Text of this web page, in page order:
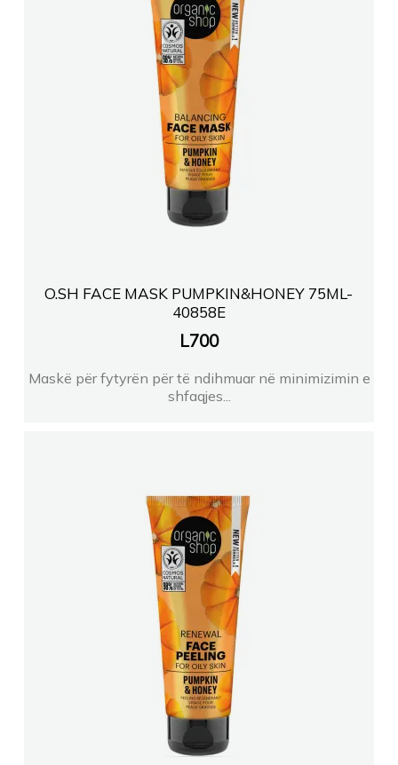
O.SH FACE MASK PUMPKIN&HONEY 75ML-
40858E
L700
Maskë për fytyrën për të ndihmuar në minimizimin e
shfaqjes...